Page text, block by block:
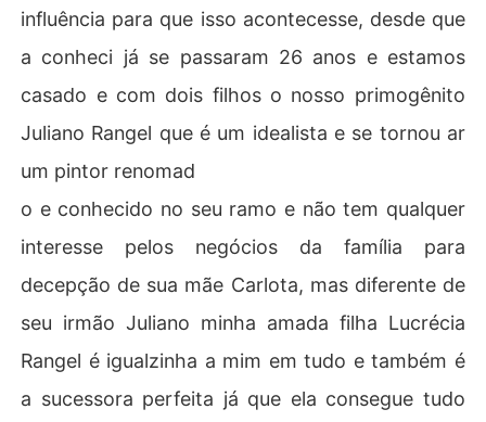
influência para que isso acontecesse, desde que
a conheci já se passaram 26 anos e estamos
casado e com dois filhos o nosso primogênito
Juliano Rangel que é um idealista e se tornou ar
um pintor renomad
o e conhecido no seu ramo e não tem qualquer
interesse pelos negócios da família para
decepção de sua mãe Carlota, mas diferente de
seu irmão Juliano minha amada filha Lucrécia
Rangel é igualzinha a mim em tudo e também é
a sucessora perfeita já que ela consegue tudo